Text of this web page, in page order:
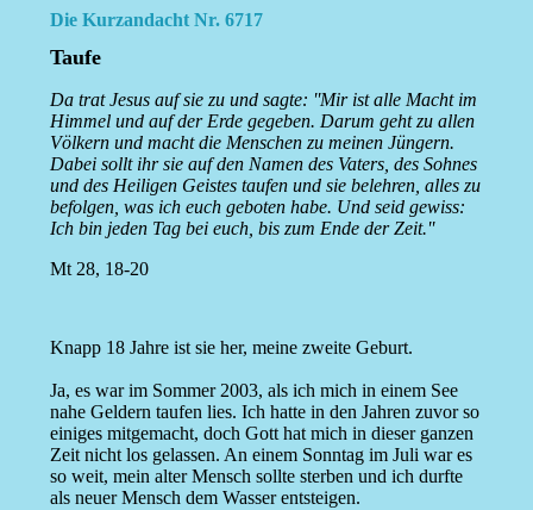
Die Kurzandacht Nr. 6717
Taufe
Da trat Jesus auf sie zu und sagte: ''Mir ist alle Macht im
Himmel und auf der Erde gegeben. Darum geht zu allen
Völkern und macht die Menschen zu meinen Jüngern.
Dabei sollt ihr sie auf den Namen des Vaters, des Sohnes
und des Heiligen Geistes taufen und sie belehren, alles zu
befolgen, was ich euch geboten habe. Und seid gewiss:
Ich bin jeden Tag bei euch, bis zum Ende der Zeit.''
Mt 28, 18-20
Knapp 18 Jahre ist sie her, meine zweite Geburt.
Ja, es war im Sommer 2003, als ich mich in einem See
nahe Geldern taufen lies. Ich hatte in den Jahren zuvor so
einiges mitgemacht, doch Gott hat mich in dieser ganzen
Zeit nicht los gelassen. An einem Sonntag im Juli war es
so weit, mein alter Mensch sollte sterben und ich durfte
als neuer Mensch dem Wasser entsteigen.